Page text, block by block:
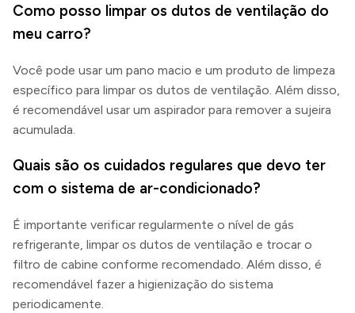
Como posso limpar os dutos de ventilação do
meu carro?
Você pode usar um pano macio e um produto de limpeza
específico para limpar os dutos de ventilação. Além disso,
é recomendável usar um aspirador para remover a sujeira
acumulada.
Quais são os cuidados regulares que devo ter
com o sistema de ar-condicionado?
É importante verificar regularmente o nível de gás
refrigerante, limpar os dutos de ventilação e trocar o
filtro de cabine conforme recomendado. Além disso, é
recomendável fazer a higienização do sistema
periodicamente.